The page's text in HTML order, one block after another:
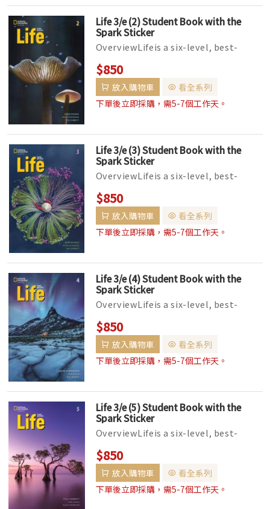
Life 3/e (2) Student Book with the
Spark Sticker
OverviewLifeis a six-level, best-
selling integrated-skills series with
grammar and vocabulary for yo...
$850
放入購物車
看全系列
下單後立即採購，需5-7個工作天。
Life 3/e (3) Student Book with the
Spark Sticker
OverviewLifeis a six-level, best-
selling integrated-skills series with
grammar and vocabulary for yo...
$850
放入購物車
看全系列
下單後立即採購，需5-7個工作天。
Life 3/e (4) Student Book with the
Spark Sticker
OverviewLifeis a six-level, best-
selling integrated-skills series with
grammar and vocabulary for yo...
$850
放入購物車
看全系列
下單後立即採購，需5-7個工作天。
Life 3/e (5) Student Book with the
Spark Sticker
OverviewLifeis a six-level, best-
selling integrated-skills series with
grammar and vocabulary for yo...
$850
放入購物車
看全系列
下單後立即採購，需5-7個工作天。